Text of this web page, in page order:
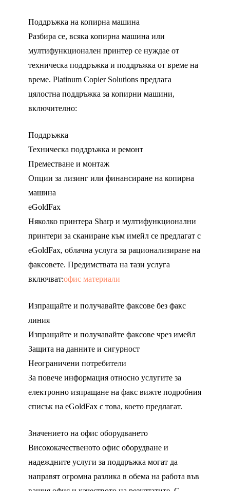
Поддръжка на копирна машина
Разбира се, всяка копирна машина или
мултифункционален принтер се нуждае от
техническа поддръжка и поддръжка от време на
време. Platinum Copier Solutions предлага
цялостна поддръжка за копирни машини,
включително:
Поддръжка
Техническа поддръжка и ремонт
Преместване и монтаж
Опции за лизинг или финансиране на копирна
машина
eGoldFax
Няколко принтера Sharp и мултифункционални
принтери за сканиране към имейл се предлагат с
eGoldFax, облачна услуга за рационализиране на
факсовете. Предимствата на тази услуга
включват:офис материали
Изпращайте и получавайте факсове без факс
линия
Изпращайте и получавайте факсове чрез имейл
Защита на данните и сигурност
Неограничени потребители
За повече информация относно услугите за
електронно изпращане на факс вижте подробния
списък на eGoldFax с това, което предлагат.
Значението на офис оборудването
Висококачественото офис оборудване и
надеждните услуги за поддръжка могат да
направят огромна разлика в обема на работа във